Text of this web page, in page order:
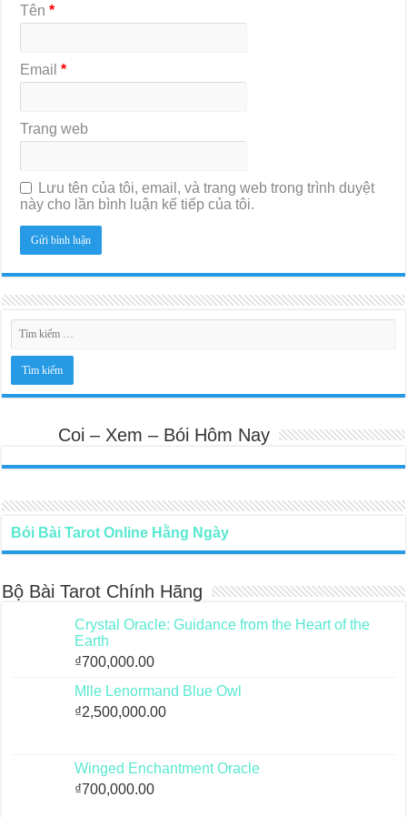
Tên*
Email*
Trang web
Lưu tên của tôi, email, và trang web trong trình duyệt
này cho lần bình luận kế tiếp của tôi.
Coi – Xem – Bói Hôm Nay
Bói Bài Tarot Online Hằng Ngày
Bộ Bài Tarot Chính Hãng
Crystal Oracle: Guidance from the Heart of the
Earth
₫700,000.00
Mlle Lenormand Blue Owl
₫2,500,000.00
Winged Enchantment Oracle
₫700,000.00